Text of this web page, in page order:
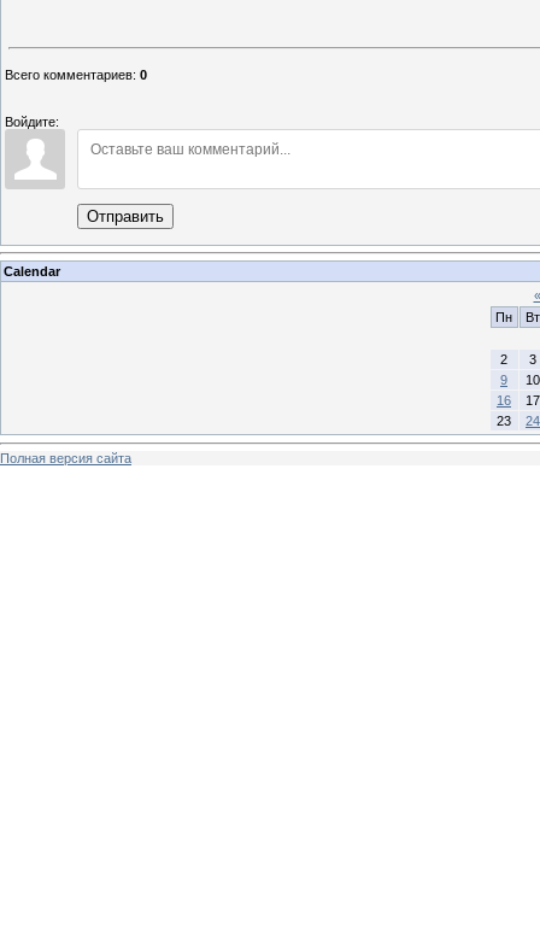
Всего комментариев: 0
Войдите:
Отправить
Calendar
«
Пн
Вт
2
3
9
10
16
17
23
24
Полная версия сайта